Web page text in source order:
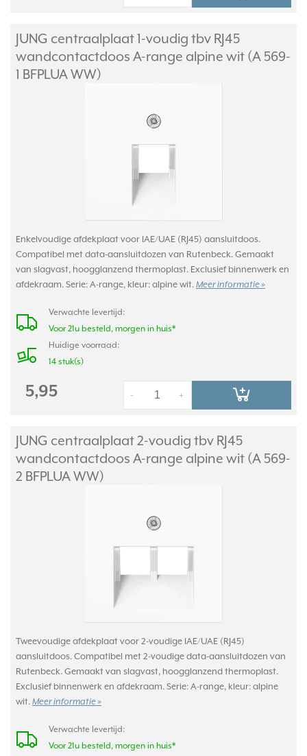
JUNG centraalplaat 1-voudig tbv RJ45
wandcontactdoos A-range alpine wit (A 569-
1 BFPLUA WW)
Enkelvoudige afdekplaat voor IAE/UAE (RJ45) aansluitdoos.
Compatibel met data-aansluitdozen van Rutenbeck. Gemaakt
van slagvast, hoogglanzend thermoplast. Exclusief binnenwerk en
afdekraam. Serie: A-range, kleur: alpine wit. Meer informatie »
Verwachte levertijd:
Voor 21u besteld, morgen in huis*
Huidige voorraad:
14 stuk(s)
5,95 +
-
JUNG centraalplaat 2-voudig tbv RJ45
wandcontactdoos A-range alpine wit (A 569-
2 BFPLUA WW)
Tweevoudige afdekplaat voor 2-voudige IAE/UAE (RJ45)
aansluitdoos. Compatibel met 2-voudige data-aansluitdozen van
Rutenbeck. Gemaakt van slagvast, hoogglanzend thermoplast.
Exclusief binnenwerk en afdekraam. Serie: A-range, kleur: alpine
wit. Meer informatie »
Verwachte levertijd:
Voor 21u besteld, morgen in huis*